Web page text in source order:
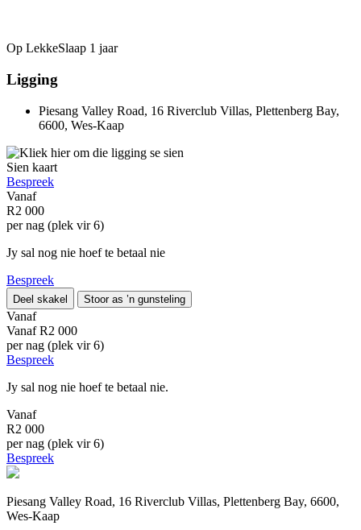
Op LekkeSlaap 1 jaar
Ligging
Piesang Valley Road, 16 Riverclub Villas, Plettenberg Bay,
6600, Wes-Kaap
Sien kaart
Bespreek
Vanaf
R2 000
per nag (plek vir 6)
Jy sal nog nie hoef te betaal nie
Bespreek
Deel skakel Stoor as ’n gunsteling
Vanaf
Vanaf R2 000
per nag (plek vir 6)
Bespreek
Jy sal nog nie hoef te betaal nie.
Vanaf
R2 000
per nag (plek vir 6)
Bespreek
Piesang Valley Road, 16 Riverclub Villas, Plettenberg Bay, 6600,
Wes-Kaap